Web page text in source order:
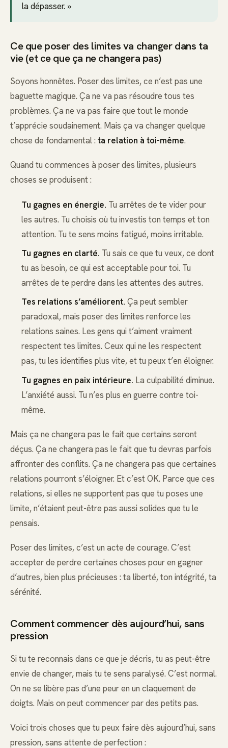
la dépasser. »
Ce que poser des limites va changer dans ta
vie (et ce que ça ne changera pas)
Soyons honnêtes. Poser des limites, ce n’est pas une
baguette magique. Ça ne va pas résoudre tous tes
problèmes. Ça ne va pas faire que tout le monde
t’apprécie soudainement. Mais ça va changer quelque
chose de fondamental : ta relation à toi-même.
Quand tu commences à poser des limites, plusieurs
choses se produisent :
Tu gagnes en énergie. Tu arrêtes de te vider pour
les autres. Tu choisis où tu investis ton temps et ton
attention. Tu te sens moins fatigué, moins irritable.
Tu gagnes en clarté. Tu sais ce que tu veux, ce dont
tu as besoin, ce qui est acceptable pour toi. Tu
arrêtes de te perdre dans les attentes des autres.
Tes relations s’améliorent. Ça peut sembler
paradoxal, mais poser des limites renforce les
relations saines. Les gens qui t’aiment vraiment
respectent tes limites. Ceux qui ne les respectent
pas, tu les identifies plus vite, et tu peux t’en éloigner.
Tu gagnes en paix intérieure. La culpabilité diminue.
L’anxiété aussi. Tu n’es plus en guerre contre toi-
même.
Mais ça ne changera pas le fait que certains seront
déçus. Ça ne changera pas le fait que tu devras parfois
affronter des conflits. Ça ne changera pas que certaines
relations pourront s’éloigner. Et c’est OK. Parce que ces
relations, si elles ne supportent pas que tu poses une
limite, n’étaient peut-être pas aussi solides que tu le
pensais.
Poser des limites, c’est un acte de courage. C’est
accepter de perdre certaines choses pour en gagner
d’autres, bien plus précieuses : ta liberté, ton intégrité, ta
sérénité.
Comment commencer dès aujourd’hui, sans
pression
Si tu te reconnais dans ce que je décris, tu as peut-être
envie de changer, mais tu te sens paralysé. C’est normal.
On ne se libère pas d’une peur en un claquement de
doigts. Mais on peut commencer par des petits pas.
Voici trois choses que tu peux faire dès aujourd’hui, sans
pression, sans attente de perfection :